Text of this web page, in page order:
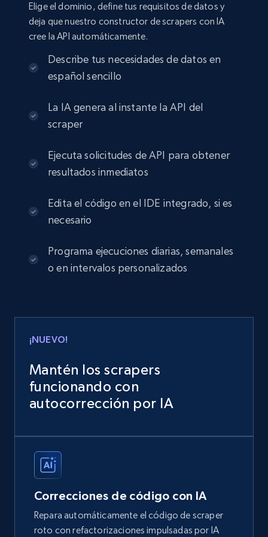
Elige el dominio, define tus requisitos de datos y
deja que nuestro constructor de scrapers con IA
cree la API automáticamente.
Describe tus necesidades de datos en
español sencillo
La IA genera al instante la API del
scraper
Ejecuta solicitudes de API para obtener
resultados inmediatos
Edita el código en el IDE integrado, si es
necesario
Programa ejecuciones diarias, semanales
o en intervalos personalizados
¡NUEVO!
Mantén los scrapers
funcionando con
autocorrección por IA
Correcciones de código con IA
Repara automáticamente el código de scraper
roto con refactorizaciones impulsadas por IA